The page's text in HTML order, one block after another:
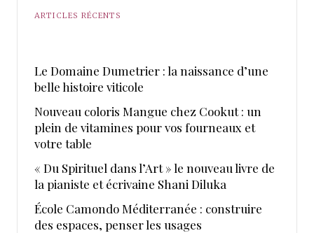
ARTICLES RÉCENTS
Le Domaine Dumetrier : la naissance d’une
belle histoire viticole
Nouveau coloris Mangue chez Cookut : un
plein de vitamines pour vos fourneaux et
votre table
« Du Spirituel dans l’Art » le nouveau livre de
la pianiste et écrivaine Shani Diluka
École Camondo Méditerranée : construire
des espaces, penser les usages